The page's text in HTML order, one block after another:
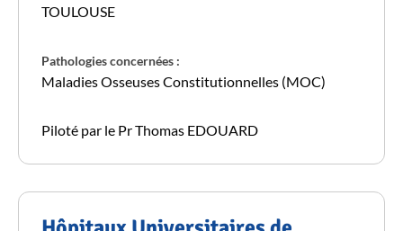
TOULOUSE
Pathologies concernées :
Maladies Osseuses Constitutionnelles (MOC)
Piloté par le Pr Thomas EDOUARD